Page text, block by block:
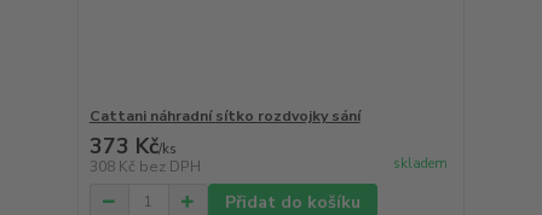
Cattani náhradní sítko rozdvojky sání
373 Kč/ks
308 Kč bez DPH skladem
Přidat do košíku